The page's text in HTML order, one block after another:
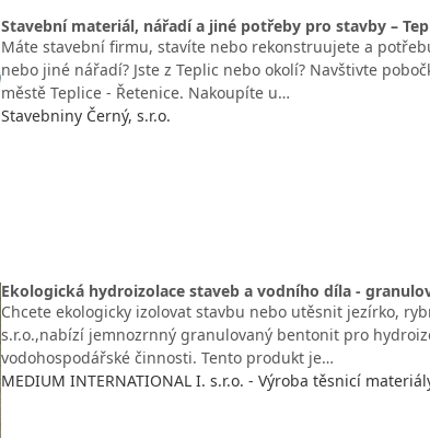
Stavební materiál, nářadí a jiné potřeby pro stavby –
Máte stavební firmu, stavíte nebo rekonstruujete a
nebo jiné nářadí? Jste z Teplic nebo okolí? Navštivte
městě Teplice - Řetenice. Nakoupíte u…
Stavebniny Černý, s.r.o.
Ekologická hydroizolace staveb a vodního díla -
Chcete ekologicky izolovat stavbu nebo utěsnit jezírko,
s.r.o.,nabízí jemnozrnný granulovaný bentonit pro
vodohospodářské činnosti. Tento produkt je…
MEDIUM INTERNATIONAL I. s.r.o. - Výroba těsnicí